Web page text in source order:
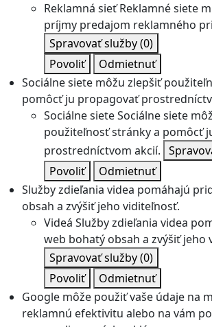
Reklamná sieť Reklamné siete
príjmy predajom reklamného
Spravovať služby(0)
Povoliť
Odmietnuť
Sociálne siete môžu zlepšiť
pomôcť ju propagovať
Sociálne sieteSociálne siete
použiteľnosť stránky a pomôcť
prostredníctvom akcií.
Povoliť
Odmietnuť
Služby zdieľania videa pomáhajú
obsah a zvýšiť jeho viditeľnosť.
Videá Služby zdieľania videa
web bohatý obsah a zvýšiť jeho
Spravovať služby(0)
Povoliť
Odmietnuť
Google môže použiť vaše údaje na
reklamnú efektivitu alebo na vám